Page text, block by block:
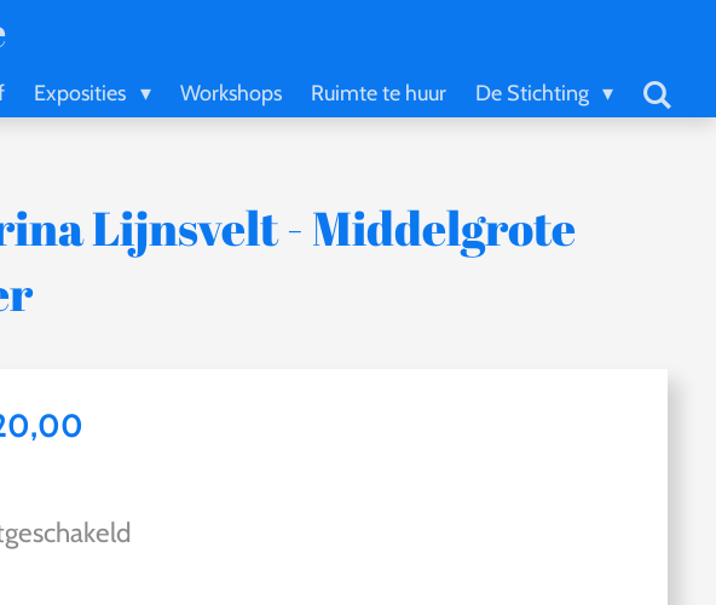
Exposities Workshops Ruimte te huur De Stichting
Lijnsvelt - Middelgrote